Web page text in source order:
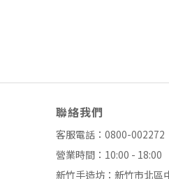
聯絡我們
客服電話：0800-002272
營業時間：10:00 - 18:00
新竹手造坊：新竹市北區